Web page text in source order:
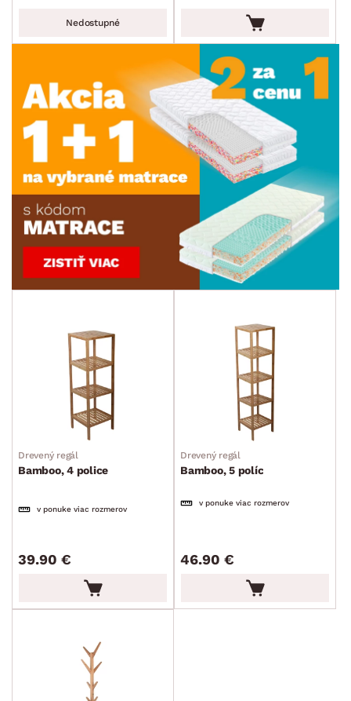
Nedostupné
Drevený regál
Bamboo, 4 police
v ponuke viac rozmerov
39.90 €
Drevený regál
Bamboo, 5 políc
v ponuke viac rozmerov
46.90 €